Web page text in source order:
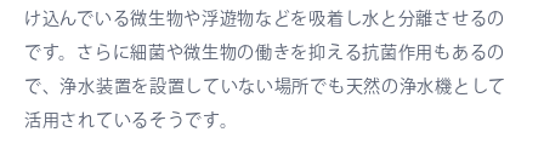
け込んでいる微生物や浮遊物などを吸着し水と分離させるの
です。さらに細菌や微生物の働きを抑える抗菌作用もあるの
で、浄水装置を設置していない場所でも天然の浄水機として
活用されているそうです。